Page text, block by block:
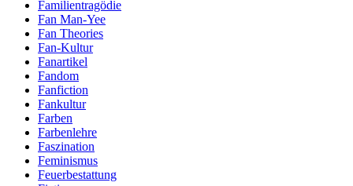
Familientragödie
Fan Man-Yee
Fan Theories
Fan-Kultur
Fanartikel
Fandom
Fanfiction
Fankultur
Farben
Farbenlehre
Faszination
Feminismus
Feuerbestattung